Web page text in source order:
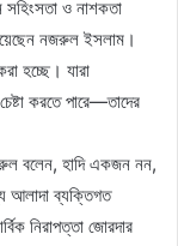
সহিংসতা ও নাশকতা
নজরুল ইসলাম।
হচ্ছে। যারা
করতে পারে—তাদের
বলেন, হাদি একজন নন,
আলাদা ব্যক্তিগত
নিরাপত্তা জোরদার